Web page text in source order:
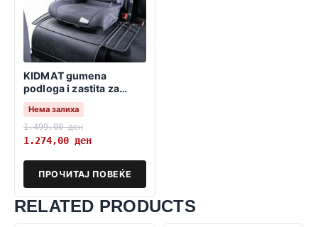
KIDMAT gumena
podloga i zastita za
detsko sediste
Нема залиха
1.499,00ден
1.274,00 ден
ПРОЧИТАЈ ПОВЕЌЕ
RELATED PRODUCTS